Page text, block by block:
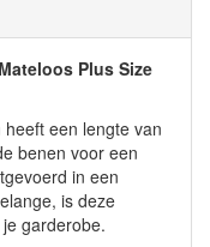
Plus Size
een lengte van
benen voor een
in een
is deze
garderobe.